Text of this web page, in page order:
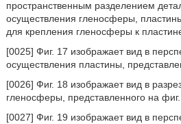
пространственным разделением
осуществления гленосферы,
для крепления гленосферы к
[0025] Фиг. 17 изображает вид в
осуществления пластины,
[0026] Фиг. 18 изображает вид в
гленосферы, представленного на фиг.
[0027] Фиг. 19 изображает вид в